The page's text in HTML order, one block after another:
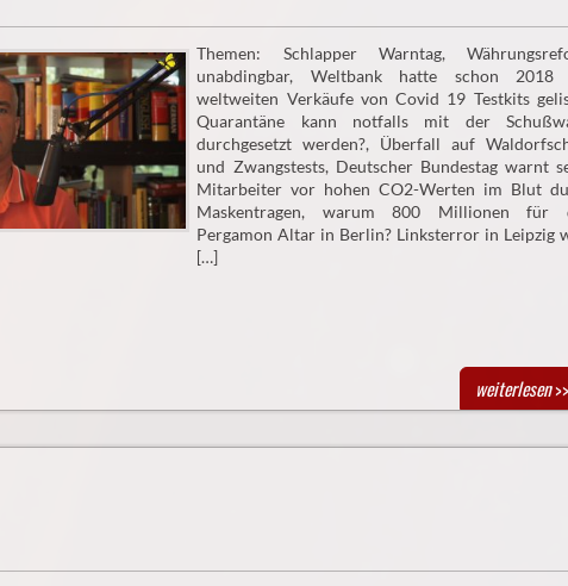
Themen: Schlapper Warntag,
unabdingbar, Weltbank hatte schon 2018
weltweiten Verkäufe von Covid 19 Testkits
Quarantäne kann notfalls mit der
durchgesetzt werden?, Überfall auf
und Zwangstests, Deutscher Bundestag warnt
Mitarbeiter vor hohen CO2-Werten im Blut
Maskentragen, warum 800 Millionen für
Pergamon Altar in Berlin? Linksterror in Leipzig
[…]
weiterlesen>>